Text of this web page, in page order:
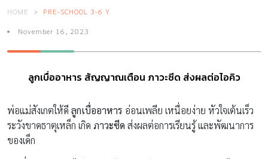
HOME PRE-SCHOOL 3-6 Y
November 16, 2023
ลูกเบื่ออาหาร สัญญาณเตือน ภาวะซีด ส่งผลต่อไอคิว
พ่อแม่สังเกตให้ดี ลูกเบื่ออาหาร อ่อนเพลีย เหนื่อยง่าย หัวใจเต้นเร็ว
ระวังขาดธาตุเหล็ก เกิด ภาวะซีด ส่งผลต่อการเรียนรู้ และพัฒนาการ
ของเด็ก